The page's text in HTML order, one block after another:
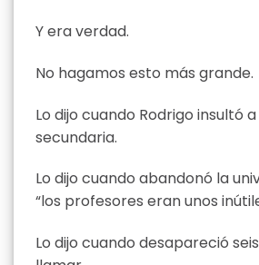
Y era verdad.
No hagamos esto más grande.
Lo dijo cuando Rodrigo insultó
secundaria.
Lo dijo cuando abandonó la
“los profesores eran unos
Lo dijo cuando desapareció